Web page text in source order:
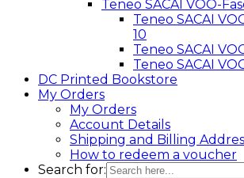
Teneo SACAI VOO-
Teneo SACAI
10
Teneo SACAI
Teneo SACAI
DC Printed Bookstore
My Orders
My Orders
Account Details
Shipping and Billing
How to redeem a voucher
Search for: